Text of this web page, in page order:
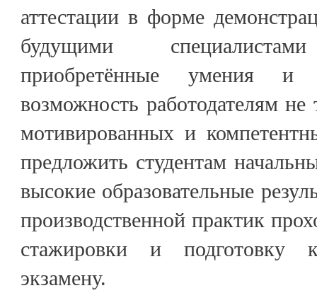
аттестации в форме
будущими
приобретённые умения
возможность работодателям не
мотивированных и
предложить студентам
высокие образовательные
производственной практик
стажировки и подготовку
экзамену.